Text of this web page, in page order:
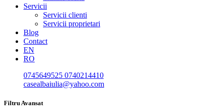
Servicii
Servicii clienti
Servicii proprietari
Blog
Contact
EN
RO
0745649525 0740214410
casealbaiulia@yahoo.com
Filtru Avansat